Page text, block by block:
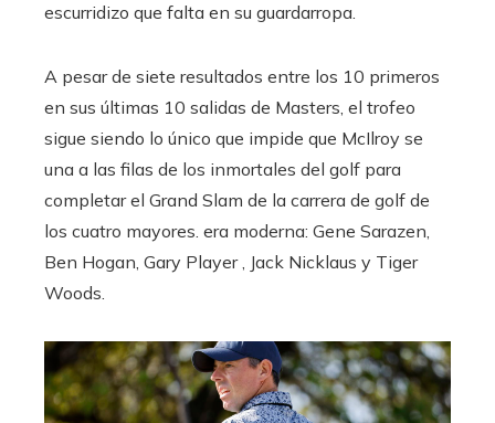
escurridizo que falta en su guardarropa.
A pesar de siete resultados entre los 10 primeros
en sus últimas 10 salidas de Masters, el trofeo
sigue siendo lo único que impide que McIlroy se
una a las filas de los inmortales del golf para
completar el Grand Slam de la carrera de golf de
los cuatro mayores. era moderna: Gene Sarazen,
Ben Hogan, Gary Player , Jack Nicklaus y Tiger
Woods.